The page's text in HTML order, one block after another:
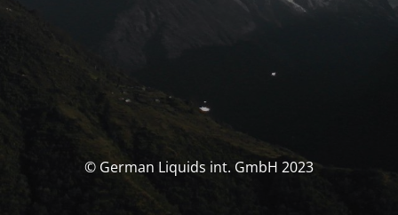
© German Liquids int. GmbH 2023